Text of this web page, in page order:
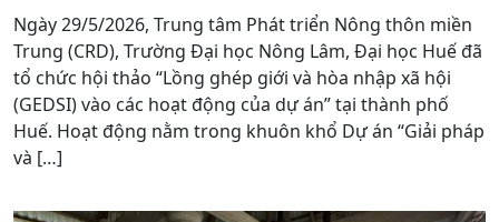
Ngày 29/5/2026, Trung tâm Phát triển Nông thôn miền
Trung (CRD), Trường Đại học Nông Lâm, Đại học Huế đã
tổ chức hội thảo “Lồng ghép giới và hòa nhập xã hội
(GEDSI) vào các hoạt động của dự án” tại thành phố
Huế. Hoạt động nằm trong khuôn khổ Dự án “Giải pháp
và […]